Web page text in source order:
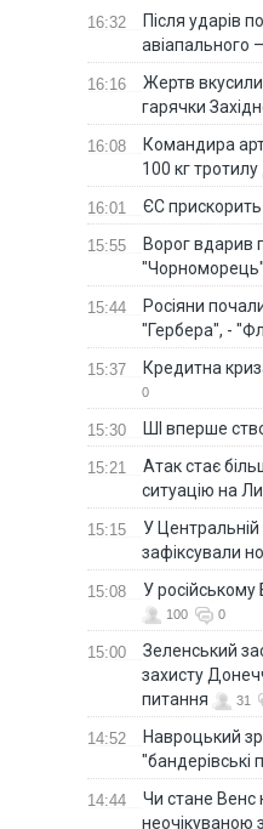
16:32
Після ударів
авіапального
16:16
Жертв вкусили
гарячки
16:08
Командира
100 кг тротилу
16:01 ЄС прискорить
15:55
Ворог вдарив
"Чорноморець"
15:44
Росіяни
"Гербера", -
15:37 Кредитна
0
15:30 ШІ вперше
15:21
Атак стає
ситуацію на
15:15
У Центральній
зафіксували
15:08 У
100 0
15:00
Зеленський
захисту
питання
31
14:52
Навроцький
"бандерівські
14:44
Чи стане Венс
неочікуваною